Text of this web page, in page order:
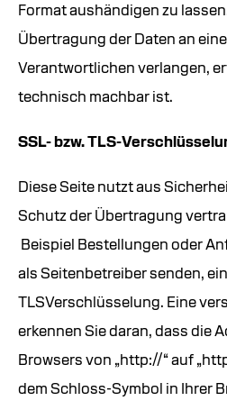
Format aushändigen zu
Übertragung der Daten an
Verantwortlichen verlangen,
technisch machbar ist.
SSL- bzw. TLS-
Diese Seite nutzt aus
Schutz der Übertragung
Beispiel Bestellungen oder
als Seitenbetreiber senden,
TLSVerschlüsselung. Eine
erkennen Sie daran, dass die
Browsers von „http://“ auf
dem Schloss-Symbol in Ihrer